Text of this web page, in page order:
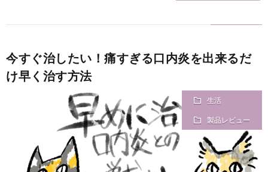
今すぐ治したい！痛すぎる口内炎を出来るだ
け早く治す方法
生活
製品レビュー